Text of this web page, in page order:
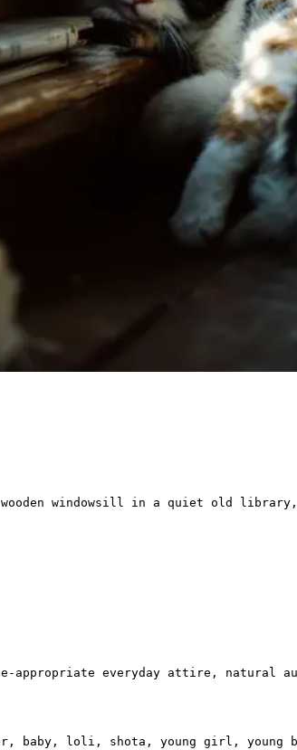
wooden windowsill in a quiet old
everyday attire, natural
baby, loli, shota, young girl, young